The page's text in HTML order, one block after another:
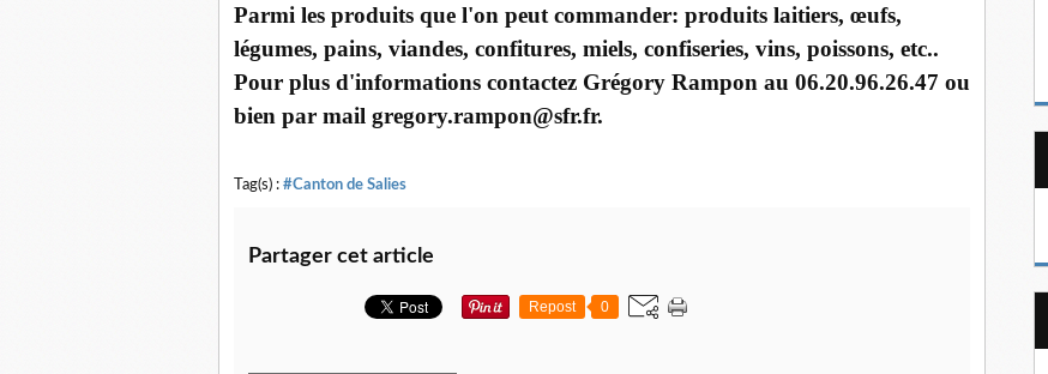
Parmi les produits que l'on peut commander: produits laitiers, œufs,
légumes, pains, viandes, confitures, miels, confiseries, vins, poissons, etc..
Pour plus d'informations contactez Grégory Rampon au 06.20.96.26.47 ou
bien par mail gregory.rampon@sfr.fr.
Tag(s) : #Canton de Salies
Partager cet article
Repost 0